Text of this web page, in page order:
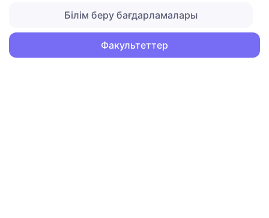
Білім беру бағдарламалары
Факультеттер